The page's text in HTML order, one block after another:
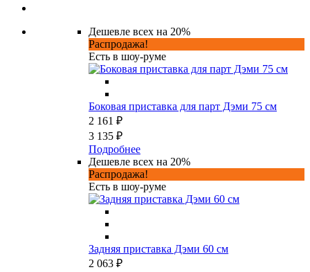
Дешевле всех на 20%
Распродажа!
Есть в шоу-руме
Боковая приставка для парт Дэми 75 см
2 161 ₽
3 135 ₽
Подробнее
Дешевле всех на 20%
Распродажа!
Есть в шоу-руме
Задняя приставка Дэми 60 см
2 063 ₽